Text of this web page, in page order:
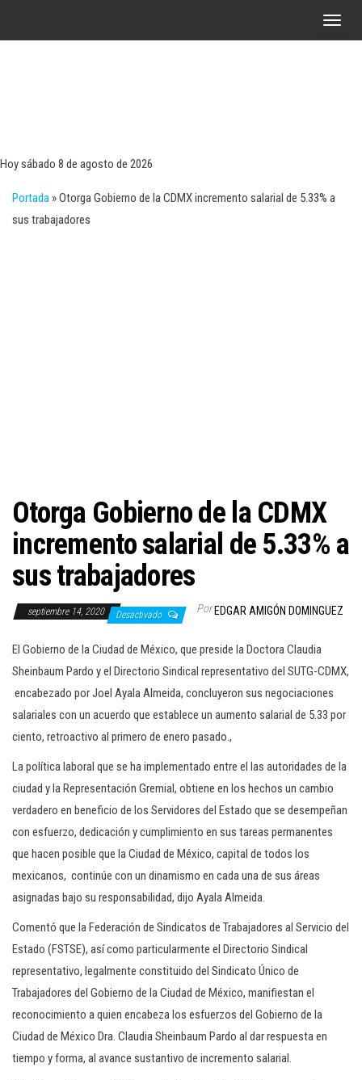
A
l
Hoy sábado 8 de agosto de 2026
Portada »Otorga Gobierno de la CDMX incremento salarial de 5.33% a
sus trabajadores
Otorga Gobierno de la CDMX
incremento salarial de 5.33% a
sus trabajadores
septiembre 14, 2020 Desactivado Por EDGAR AMIGÓN DOMINGUEZ
El Gobierno de la Ciudad de México, que preside la Doctora Claudia
Sheinbaum Pardo y el Directorio Sindical representativo del SUTG-CDMX,
encabezado por Joel Ayala Almeida, concluyeron sus negociaciones
salariales con un acuerdo que establece un aumento salarial de 5.33 por
ciento, retroactivo al primero de enero pasado.,
La política laboral que se ha implementado entre el las autoridades de la
ciudad y la Representación Gremial, obtiene en los hechos un cambio
verdadero en beneficio de los Servidores del Estado que se desempeñan
con esfuerzo, dedicación y cumplimiento en sus tareas permanentes
que hacen posible que la Ciudad de México, capital de todos los
mexicanos, continúe con un dinamismo en cada una de sus áreas
asignadas bajo su responsabilidad, dijo Ayala Almeida.
Comentó que la Federación de Sindicatos de Trabajadores al Servicio del
Estado (FSTSE), así como particularmente el Directorio Sindical
representativo, legalmente constituido del Sindicato Único de
Trabajadores del Gobierno de la Ciudad de México, manifiestan el
reconocimiento a quien encabeza los esfuerzos del Gobierno de la
Ciudad de México Dra. Claudia Sheinbaum Pardo al dar respuesta en
tiempo y forma, al avance sustantivo de incremento salarial.